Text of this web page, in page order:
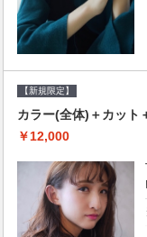
【新規限定】
カラー(全体)＋カット
￥12,000